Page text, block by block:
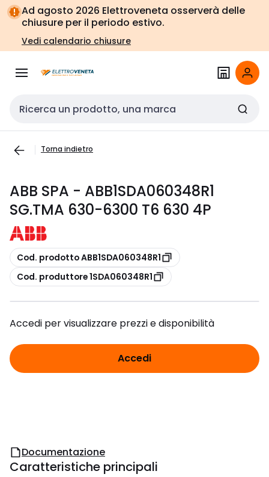
Vai alla
navigazione
Vai
alla
pagina
Ad agosto 2026 Elettroveneta osserverà delle
chiusure per il periodo estivo.
Vedi calendario chiusure
Cerca input
Torna indietro
ABB SPA - ABB1SDA060348R1
SG.TMA 630-6300 T6 630 4P
copia
Cod. prodotto ABB1SDA060348R1
copia
Cod. produttore 1SDA060348R1
Accedi per visualizzare prezzi e disponibilità
Accedi
Documentazione
Caratteristiche principali